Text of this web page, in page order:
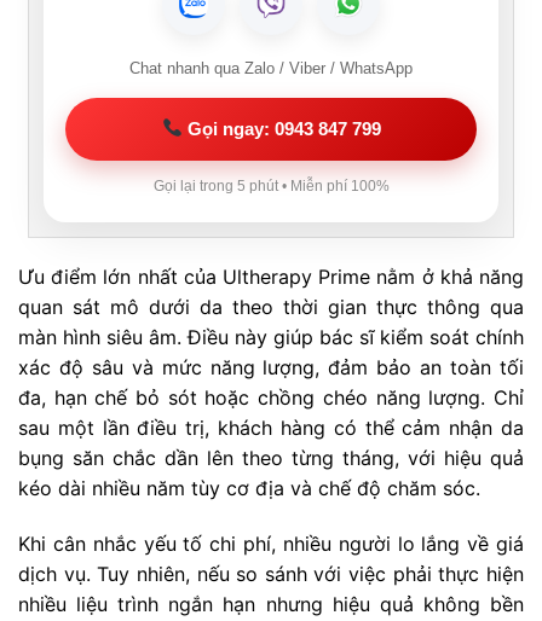
Chat nhanh qua Zalo / Viber / WhatsApp
Gọi ngay: 0943 847 799
Gọi lại trong 5 phút • Miễn phí 100%
Ưu điểm lớn nhất của Ultherapy Prime nằm ở khả năng
quan sát mô dưới da theo thời gian thực thông qua
màn hình siêu âm. Điều này giúp bác sĩ kiểm soát chính
xác độ sâu và mức năng lượng, đảm bảo an toàn tối
đa, hạn chế bỏ sót hoặc chồng chéo năng lượng. Chỉ
sau một lần điều trị, khách hàng có thể cảm nhận da
bụng săn chắc dần lên theo từng tháng, với hiệu quả
kéo dài nhiều năm tùy cơ địa và chế độ chăm sóc.
Khi cân nhắc yếu tố chi phí, nhiều người lo lắng về giá
dịch vụ. Tuy nhiên, nếu so sánh với việc phải thực hiện
nhiều liệu trình ngắn hạn nhưng hiệu quả không bền